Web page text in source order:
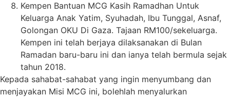
Kempen Bantuan MCG Kasih Ramadhan Untuk
Keluarga Anak Yatim, Syuhadah, Ibu Tunggal, Asnaf,
Golongan OKU Di Gaza. Tajaan RM100/sekeluarga.
Kempen ini telah berjaya dilaksanakan di Bulan
Ramadan baru-baru ini dan ianya telah bermula sejak
tahun 2018.
Kepada sahabat-sahabat yang ingin menyumbang dan
menjayakan Misi MCG ini, bolehlah menyalurkan